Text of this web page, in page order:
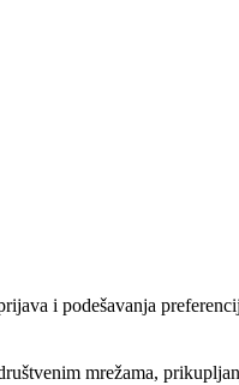
i podešavanja
mrežama,